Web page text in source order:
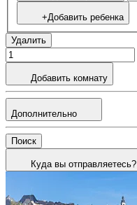
+Добавить ребенка
Удалить
Добавить комнату
Дополнительно
Поиск
Куда вы отправляетесь?